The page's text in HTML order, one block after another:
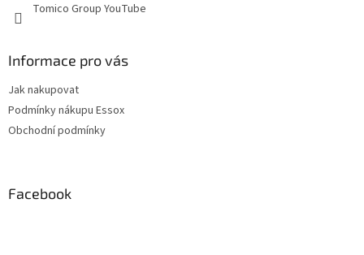
Tomico Group YouTube
Informace pro vás
Jak nakupovat
Podmínky nákupu Essox
Obchodní podmínky
Facebook